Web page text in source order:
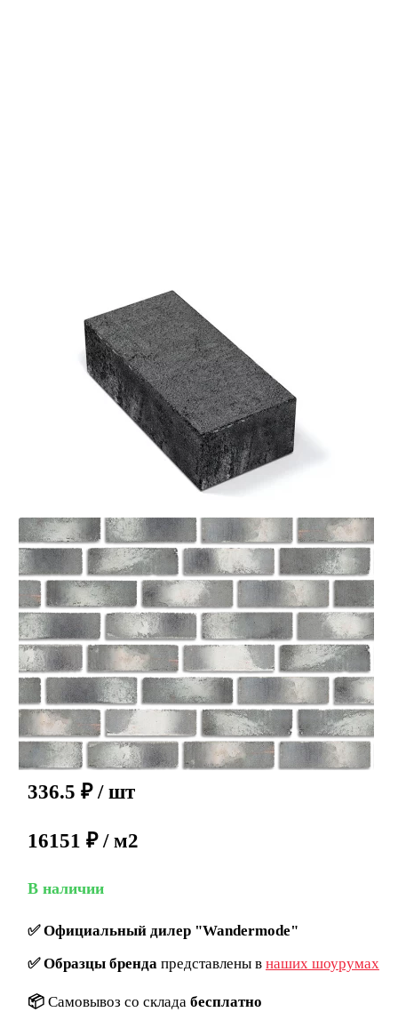
336.5 ₽ / шт
16151 ₽ / м2
В наличии
✅Официальный дилер "Wandermode"
✅Образцы брендапредставлены в наших шоурумах
📦 Самовывоз со склада бесплатно